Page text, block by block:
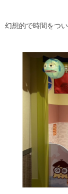
幻想的で時間をつ